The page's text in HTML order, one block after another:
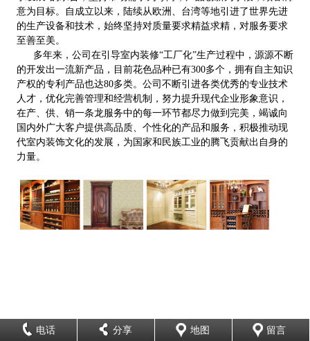
意为目标。自成立以来，陆续从欧洲、台湾等地引进了世界先进
的生产设备和技术，始终坚持对质量要求精益求精，对服务要求
至善至美。
多年来，公司在引导室内装修“工厂化”生产过程中，源源不断
的开发出一流新产品，目前花色品种已有300多个，拥有自主知识
产权的专利产品也达80多类。公司不断引进各类优秀的专业技术
人才，优化完善管理和经营机制，努力提升现代企业形象意识，
在产、供、销一条龙服务中的每一环节都尽力做到完美，竭诚向
国内外广大客户提供高品质、个性化的产品和服务，积极推动现
代室内装饰文化的发展，为国家和民族工业的腾飞贡献出自身的
力量。
电话 分享 地图 留言